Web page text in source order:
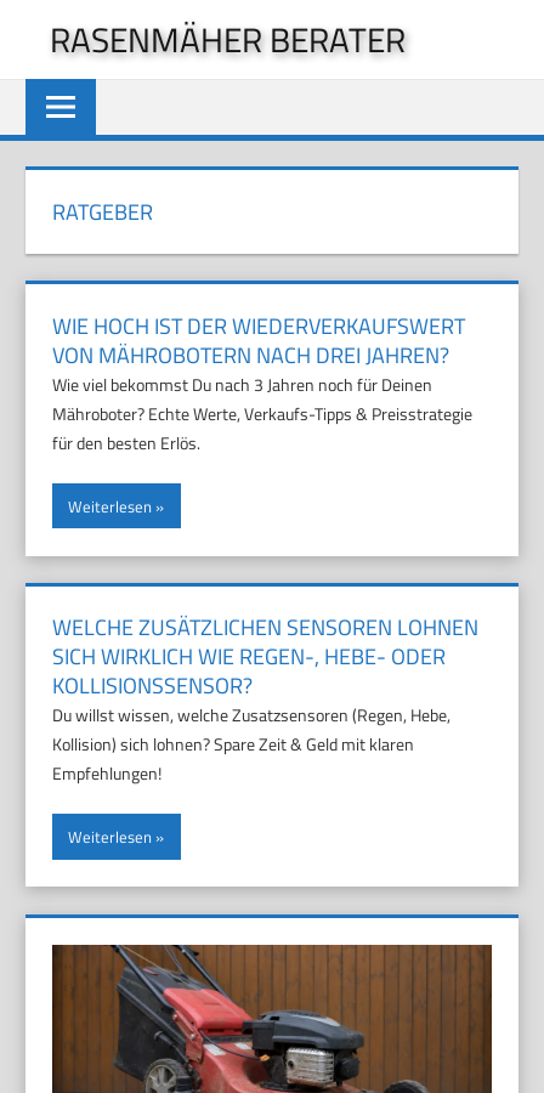
springen
RASENMÄHER BERATER
RATGEBER
WIE HOCH IST DER WIEDERVERKAUFSWERT
VON MÄHROBOTERN NACH DREI JAHREN?
Wie viel bekommst Du nach 3 Jahren noch für Deinen
Mähroboter? Echte Werte, Verkaufs-Tipps & Preisstrategie
für den besten Erlös.
Weiterlesen
WELCHE ZUSÄTZLICHEN SENSOREN LOHNEN
SICH WIRKLICH WIE REGEN-, HEBE- ODER
KOLLISIONSSENSOR?
Du willst wissen, welche Zusatzsensoren (Regen, Hebe,
Kollision) sich lohnen? Spare Zeit & Geld mit klaren
Empfehlungen!
Weiterlesen